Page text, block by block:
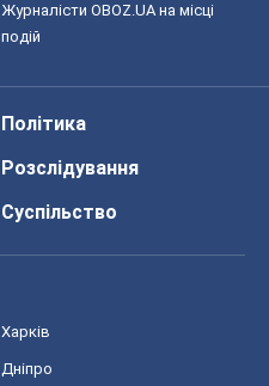
Журналісти OBOZ.UA на місці
подій
Політика
Розслідування
Суспільство
Харків
Дніпро